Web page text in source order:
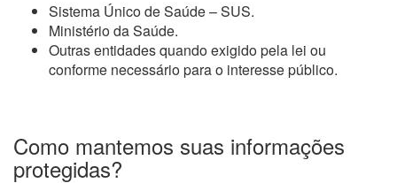
Sistema Único de Saúde – SUS.
Ministério da Saúde.
Outras entidades quando exigido pela lei ou
conforme necessário para o interesse público.
Como mantemos suas informações
protegidas?